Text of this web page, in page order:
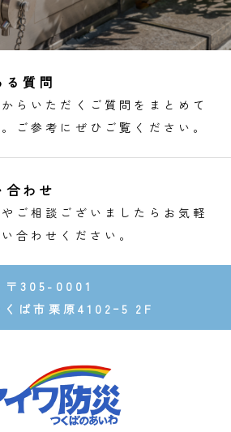
る質問
らいただくご質問をまとめて
ご参考にぜひご覧ください。
合わせ
ご相談ございましたらお気軽
合わせください。
〒305-0001
くば市栗原4102ｰ5 2F